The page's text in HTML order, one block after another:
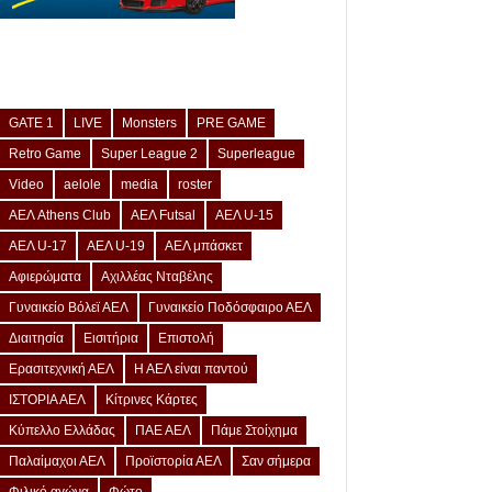
GATE 1 LIVE Monsters
PRE GAME
Retro Game
Super League 2
Superleague
Video
aelole media
roster
ΑΕΛ Athens Club
ΑΕΛ Futsal
ΑΕΛ U-15
ΑΕΛ U-17
ΑΕΛ U-19
ΑΕΛ μπάσκετ
Αφιερώματα
Αχιλλέας Νταβέλης
Γυναικείο Βόλεϊ ΑΕΛ
Γυναικείο Ποδόσφαιρο ΑΕΛ
Διαιτησία
Εισιτήρια
Επιστολή
Ερασιτεχνική ΑΕΛ
Η ΑΕΛ είναι παντού
ΙΣΤΟΡΙΑ ΑΕΛ
Κίτρινες Κάρτες
Κύπελλο Ελλάδας
ΠΑΕ ΑΕΛ
Πάμε Στοίχημα
Παλαίμαχοι ΑΕΛ
Προϊστορία ΑΕΛ
Σαν σήμερα